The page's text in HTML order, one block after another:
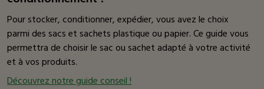
Pour stocker, conditionner, expédier, vous avez le choix
parmi des sacs et sachets plastique ou papier. Ce guide vous
permettra de choisir le sac ou sachet adapté à votre activité
et à vos produits.
Découvrez notre guide conseil !